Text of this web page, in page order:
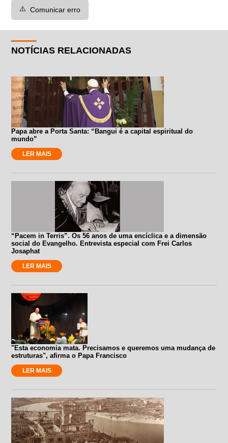
⚠️ Comunicar erro
NOTÍCIAS RELACIONADAS
Papa abre a Porta Santa: “Bangui é a capital espiritual do
mundo”
LER MAIS
“Pacem in Terris”. Os 56 anos de uma encíclica e a dimensão
social do Evangelho. Entrevista especial com Frei Carlos
Josaphat
LER MAIS
"Esta economia mata. Precisamos e queremos uma mudança de
estruturas", afirma o Papa Francisco
LER MAIS